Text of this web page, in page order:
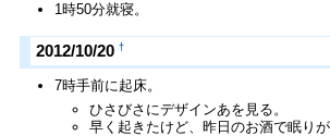
1時50分就寝。
2012/10/20 †
7時手前に起床。
ひさびさにデザインあを見る。
早く起きたけど、昨日のお酒で眠りが